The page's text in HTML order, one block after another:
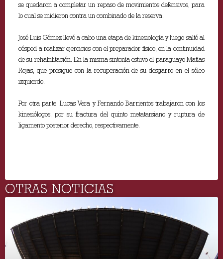
se quedaron a completar un repaso de movimientos defensivos, para
lo cual se midieron contra un combinado de la reserva.
José Luis Gómez llevó a cabo una etapa de kinesiología y luego saltó al
césped a realizar ejercicios con el preparador físico, en la continuidad
de su rehabilitación. En la misma sintonía estuvo el paraguayo Matías
Rojas, que prosigue con la recuperación de su desgarro en el sóleo
izquierdo.
Por otra parte, Lucas Vera y Fernando Barrientos trabajaron con los
kinesiólogos, por su fractura del quinto metatarsiano y ruptura de
ligamento posterior derecho, respectivamente.
OTRAS NOTICIAS